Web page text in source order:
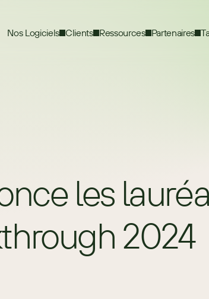
Nos Logiciels Clients Ressources Partenaires
les
2024